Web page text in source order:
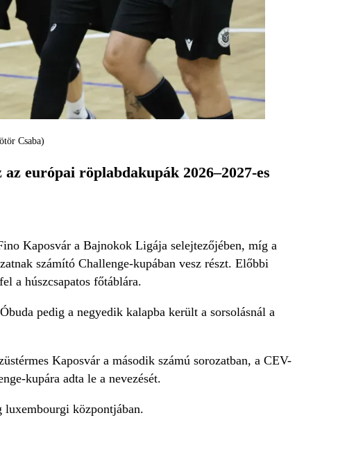
Csaba)
európai röplabdakupák 2026–2027-es
Kaposvár a Bajnokok Ligája selejtezőjében, míg a
számító Challenge-kupában vesz részt. Előbbi
a húszcsapatos főtáblára.
pedig a negyedik kalapba került a sorsolásnál a
Kaposvár a második számú sorozatban, a CEV-
kupára adta le a nevezését.
luxembourgi központjában.